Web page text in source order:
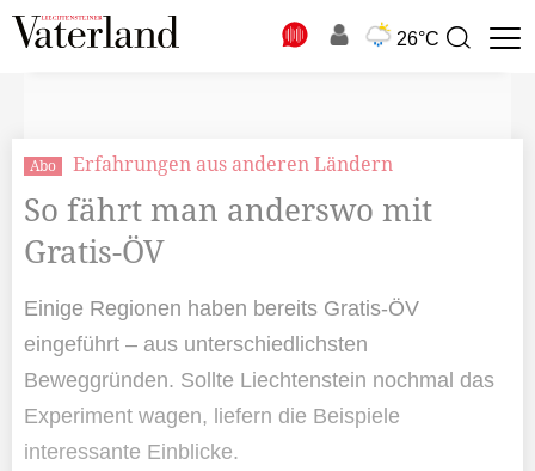
26°C
Suchbegriff
Abo Erfahrungen aus anderen Ländern
So fährt man anderswo mit
Gratis-ÖV
Einige Regionen haben bereits Gratis-ÖV
eingeführt ­– aus unterschiedlichsten
Beweggründen. Sollte Liechtenstein nochmal das
Experiment wagen, liefern die Beispiele
interessante Einblicke.